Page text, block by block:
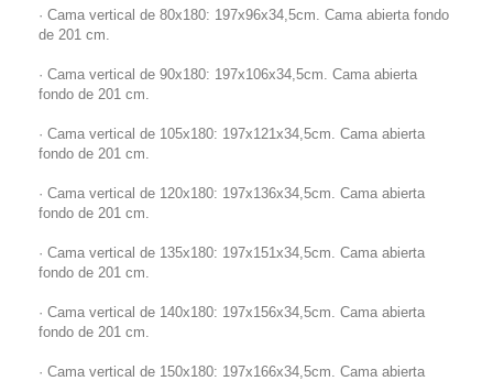
· Cama vertical de 80x180: 197x96x34,5cm. Cama abierta fondo
de 201 cm.
· Cama vertical de 90x180: 197x106x34,5cm. Cama abierta
fondo de 201 cm.
· Cama vertical de 105x180: 197x121x34,5cm. Cama abierta
fondo de 201 cm.
· Cama vertical de 120x180: 197x136x34,5cm. Cama abierta
fondo de 201 cm.
· Cama vertical de 135x180: 197x151x34,5cm. Cama abierta
fondo de 201 cm.
· Cama vertical de 140x180: 197x156x34,5cm. Cama abierta
fondo de 201 cm.
· Cama vertical de 150x180: 197x166x34,5cm. Cama abierta